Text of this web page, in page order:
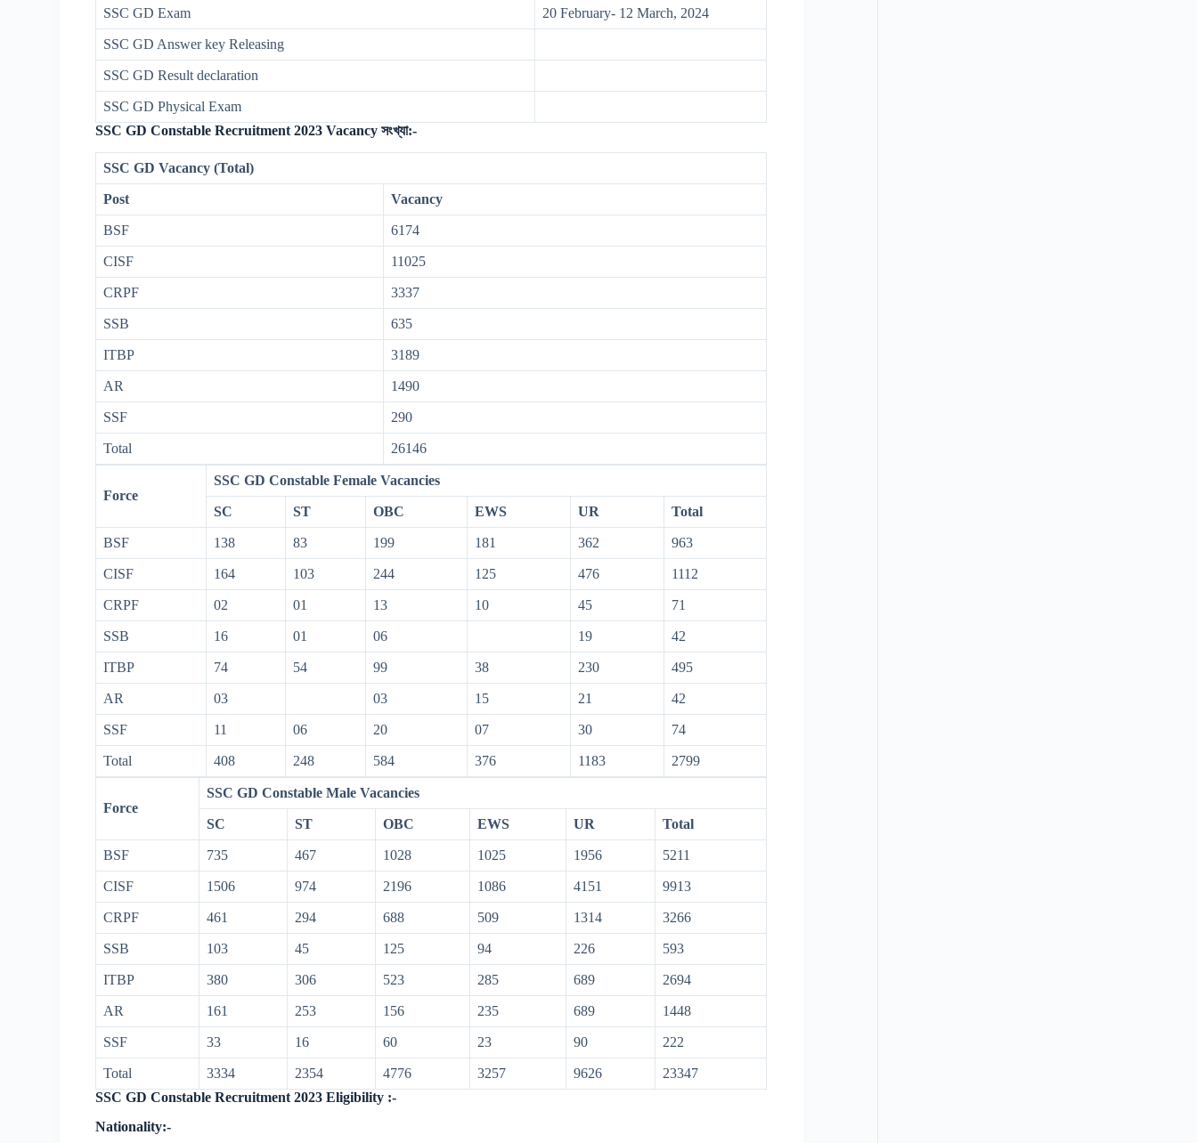
SSC GD Exam 20 February- 12 March, 2024
SSC GD Answer key Releasing
SSC GD Result declaration
SSC GD Physical Exam
SSC GD Constable Recruitment 2023 Vacancy সংখ্যা:-
SSC GD Vacancy (Total)
Post Vacancy
BSF 6174
CISF 11025
CRPF 3337
SSB 635
ITBP 3189
AR 1490
SSF 290
Total 26146
Force
SSC GD Constable Female Vacancies
SC ST OBC EWS UR Total
BSF 138 83 199 181 362 963
CISF 164 103 244 125 476 1112
CRPF 02 01 13 10 45 71
SSB 16 01 06 19 42
ITBP 74 54 99 38 230 495
AR 03 03 15 21 42
SSF 11 06 20 07 30 74
Total 408 248 584 376 1183 2799
Force
SSC GD Constable Male Vacancies
SC ST OBC EWS UR Total
BSF 735 467 1028 1025 1956 5211
CISF 1506 974 2196 1086 4151 9913
CRPF 461 294 688 509 1314 3266
SSB 103 45 125 94 226 593
ITBP 380 306 523 285 689 2694
AR 161 253 156 235 689 1448
SSF 33 16 60 23 90 222
Total 3334 2354 4776 3257 9626
23347
SSC GD Constable Recruitment 2023 Eligibility :-
Nationality:-